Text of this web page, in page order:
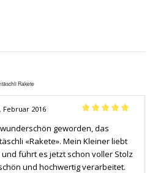
Rakete
5
Februar 2016
geworden, das
«Rakete». Mein Kleiner liebt
führt es jetzt schon voller Stolz
und hochwertig verarbeitet.